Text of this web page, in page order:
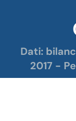
Dati:
2017 -